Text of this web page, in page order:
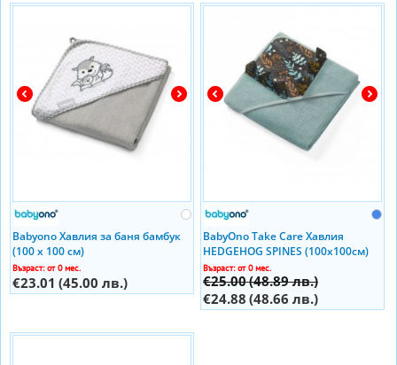
Babyono Хавлия за баня бамбук
(100 х 100 см)
Възраст: от 0 мес.
€23.01 (45.00 лв.)
BabyOno Take Care Хавлия
HEDGEHOG SPINES (100x100см)
Възраст: от 0 мес.
€25.00(48.89 лв.)
€24.88 (48.66 лв.)